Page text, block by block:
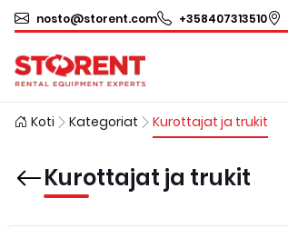
nosto@storent.com +358407313510
Koti Kategoriat Kurottajat ja trukit
Kurottajat ja trukit